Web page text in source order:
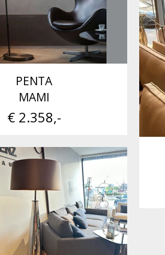
PENTA
MAMI
€ 2.358,-